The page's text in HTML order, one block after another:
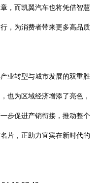
，而凯翼汽车也将凭借智慧
，为消费者带来更多高品质
业转型与城市发展的双重胜
也为区域经济增添了亮色，
步促进产销衔接，推动整个
片，正助力宜宾在新时代的